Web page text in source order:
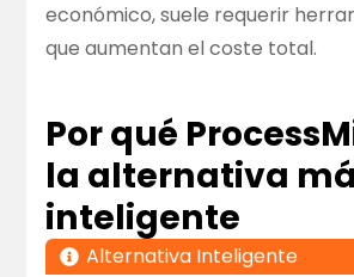
económico, suele requerir
que aumentan el coste total.
Por qué
la alternativa
inteligente
Alternativa Inteligente